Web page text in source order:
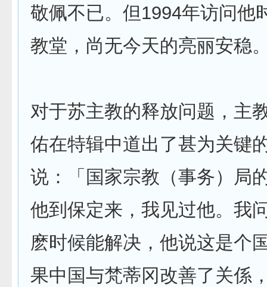
敬佩不已。但1994年访问他
教堂，尚无今天的亮丽安稳
对于苏主教的释放问题，主
佑在特辑中道出了甚为关键
说：「国家宗教（事务）局
他到保定来，我见过他。我
麽时候能解决，他说这是个
果中国与梵蒂冈改善了关係